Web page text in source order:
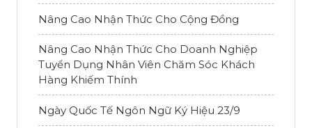
Nâng Cao Nhận Thức Cho Cộng Đồng
Nâng Cao Nhận Thức Cho Doanh Nghiệp
Tuyển Dụng Nhân Viên Chăm Sóc Khách
Hàng Khiếm Thính
Ngày Quốc Tế Ngôn Ngữ Ký Hiệu 23/9